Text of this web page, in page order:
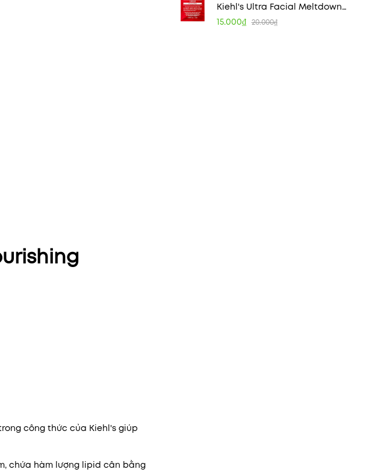
công thức của Kiehl's giúp
chứa hàm lượng lipid cân bằng
Kiehl's Ultra Facial Meltdown
Recovery Cream
15.000₫ 20.000₫